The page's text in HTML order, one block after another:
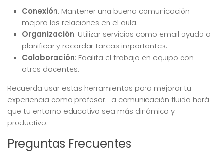
Conexión: Mantener una buena comunicación
mejora las relaciones en el aula.
Organización: Utilizar servicios como email ayuda a
planificar y recordar tareas importantes.
Colaboración: Facilita el trabajo en equipo con
otros docentes.
Recuerda usar estas herramientas para mejorar tu
experiencia como profesor. La comunicación fluida hará
que tu entorno educativo sea más dinámico y
productivo.
Preguntas Frecuentes